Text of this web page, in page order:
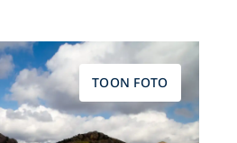
TOON FOTO